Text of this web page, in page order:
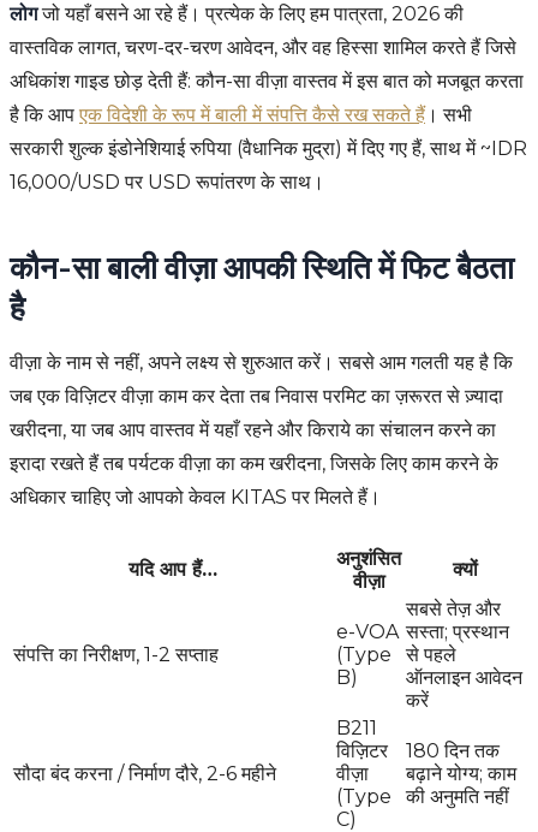
लोगजो यहाँ बसने आ रहे हैं। प्रत्येक के लिए हम पात्रता, 2026 की
वास्तविक लागत, चरण-दर-चरण आवेदन, और वह हिस्सा शामिल करते हैं जिसे
अधिकांश गाइड छोड़ देती हैं: कौन-सा वीज़ा वास्तव में इस बात को मजबूत करता
है कि आप एक विदेशी के रूप में बाली में संपत्ति कैसे रख सकते हैं। सभी
सरकारी शुल्क इंडोनेशियाई रुपिया (वैधानिक मुद्रा) में दिए गए हैं, साथ में ~IDR
16,000/USD पर USD रूपांतरण के साथ।
कौन-सा बाली वीज़ा आपकी स्थिति में फिट बैठता
है
वीज़ा के नाम से नहीं, अपने लक्ष्य से शुरुआत करें। सबसे आम गलती यह है कि
जब एक विज़िटर वीज़ा काम कर देता तब निवास परमिट का ज़रूरत से ज़्यादा
खरीदना, या जब आप वास्तव में यहाँ रहने और किराये का संचालन करने का
इरादा रखते हैं तब पर्यटक वीज़ा का कम खरीदना, जिसके लिए काम करने के
अधिकार चाहिए जो आपको केवल KITAS पर मिलते हैं।
यदि आप हैं…
अनुशंसित
वीज़ा
क्यों
संपत्ति का निरीक्षण, 1-2 सप्ताह
e-VOA
(Type
B)
सबसे तेज़ और
सस्ता; प्रस्थान
से पहले
ऑनलाइन आवेदन
करें
सौदा बंद करना / निर्माण दौरे, 2-6 महीने
B211
विज़िटर
वीज़ा
(Type
C)
180 दिन तक
बढ़ाने योग्य; काम
की अनुमति नहीं